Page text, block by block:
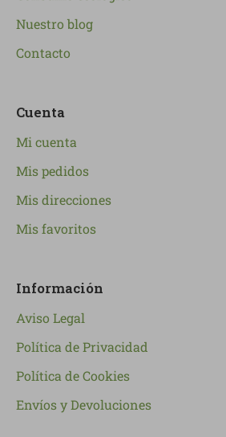
Nuestro blog
Contacto
Cuenta
Mi cuenta
Mis pedidos
Mis direcciones
Mis favoritos
Información
Aviso Legal
Política de Privacidad
Política de Cookies
Envíos y Devoluciones